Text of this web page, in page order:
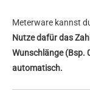
Meterware kannst
Nutze dafür das
Wunschlänge (Bsp.
automatisch.